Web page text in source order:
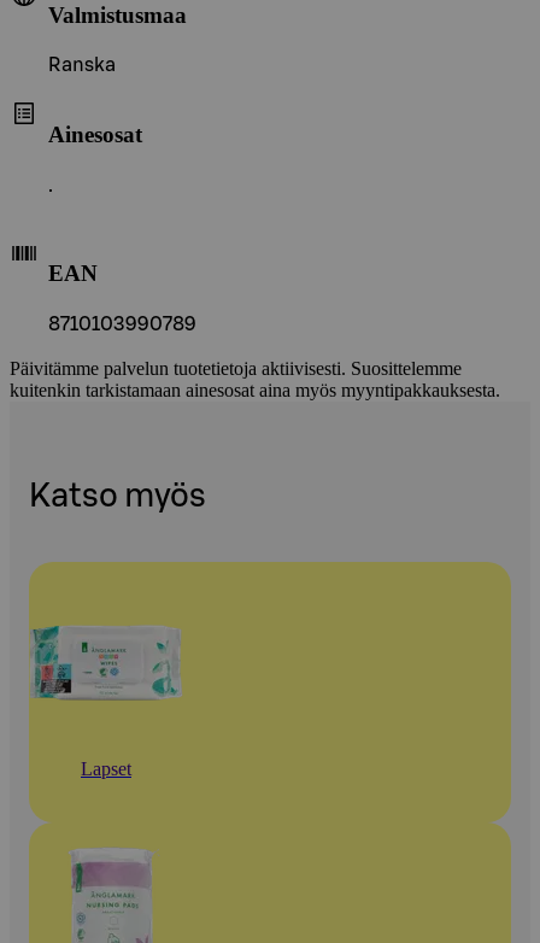
Valmistusmaa
Ranska
Ainesosat
.
EAN
8710103990789
Päivitämme palvelun tuotetietoja aktiivisesti. Suosittelemme
kuitenkin tarkistamaan ainesosat aina myös myyntipakkauksesta.
Katso myös
Lapset